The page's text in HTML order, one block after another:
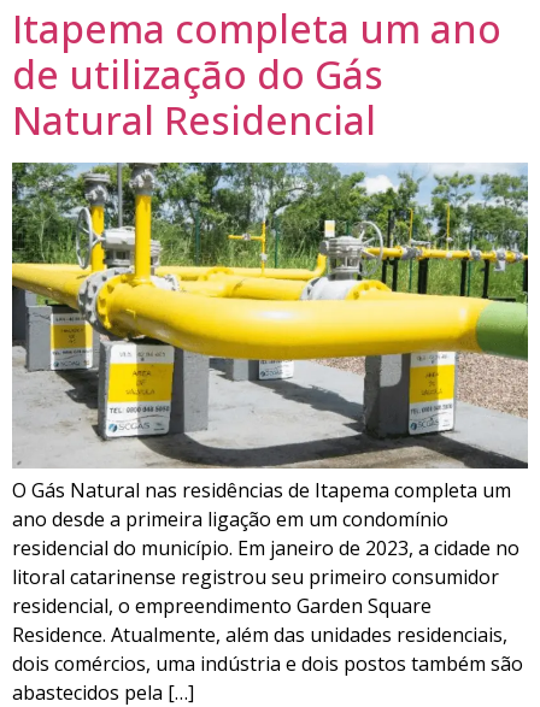
Itapema completa um ano
de utilização do Gás
Natural Residencial
O Gás Natural nas residências de Itapema completa um
ano desde a primeira ligação em um condomínio
residencial do município. Em janeiro de 2023, a cidade no
litoral catarinense registrou seu primeiro consumidor
residencial, o empreendimento Garden Square
Residence. Atualmente, além das unidades residenciais,
dois comércios, uma indústria e dois postos também são
abastecidos pela […]